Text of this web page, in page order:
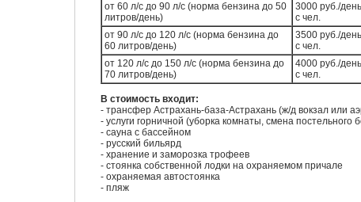
от 60 л/с до 90 л/с (норма бензина до 50
литров/день)
3000 руб./день
с чел.
от 90 л/с до 120 л/с (норма бензина до
60 литров/день)
3500 руб./день
с чел.
от 120 л/с до 150 л/с (норма бензина до
70 литров/день)
4000 руб./день
с чел.
В стоимость входит:
- трансфер Астрахань-база-Астрахань (ж/д вокзал или
- услуги горничной (уборка комнаты, смена постельного
- сауна с бассейном
- русский бильярд
- хранение и заморозка трофеев
- стоянка собственной лодки на охраняемом причале
- охраняемая автостоянка
- пляж